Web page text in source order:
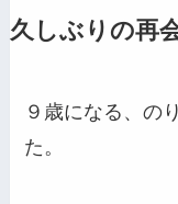
久しぶりの再
９歳になる、の
た。